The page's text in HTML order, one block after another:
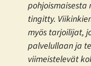
tingitty.
myös tarjoilijat,
palvelullaan ja
viimeistelevät